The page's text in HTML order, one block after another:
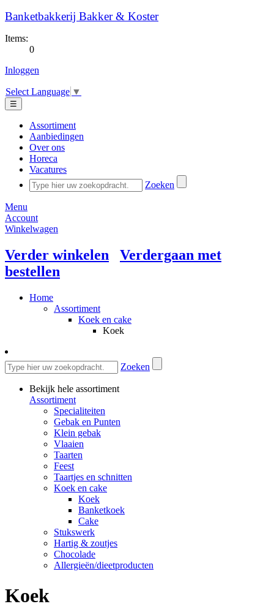
Banketbakkerij Bakker & Koster
Items:
0
Inloggen
Select Language ▼
☰
Assortiment
Aanbiedingen
Over ons
Horeca
Vacatures
Zoeken
Menu
Account
Winkelwagen
Verder winkelen
Verdergaan met
bestellen
Home
Assortiment
Koek en cake
Koek
Zoeken
Bekijk hele assortiment
Assortiment
Specialiteiten
Gebak en Punten
Klein gebak
Vlaaien
Taarten
Feest
Taartjes en schnitten
Koek en cake
Koek
Banketkoek
Cake
Stukswerk
Hartig & zoutjes
Chocolade
Allergieën/dieetproducten
Koek